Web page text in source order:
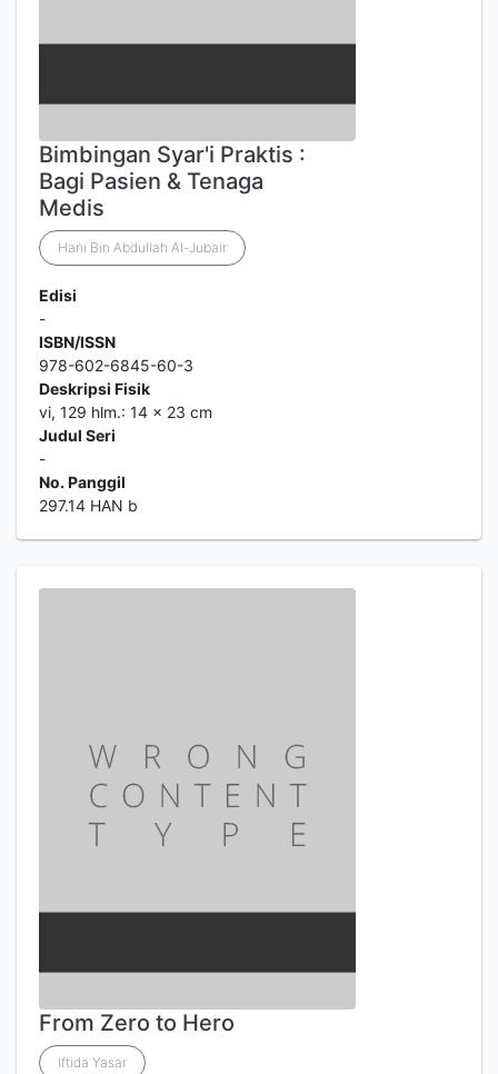
Bimbingan Syar'i Praktis :
Bagi Pasien & Tenaga
Medis
Hani Bin Abdullah Al-Jubair
Edisi
-
ISBN/ISSN
978-602-6845-60-3
Deskripsi Fisik
vi, 129 hlm.: 14 x 23 cm
Judul Seri
-
No. Panggil
297.14 HAN b
From Zero to Hero
Iftida Yasar